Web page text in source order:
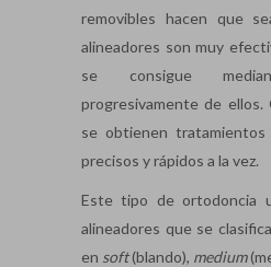
removibles hacen que
alineadores son muy
se consigue
progresivamente de
se obtienen
precisos y rápidos a la vez.
Este tipo de ortodoncia
alineadores que se
en soft(blando), medium